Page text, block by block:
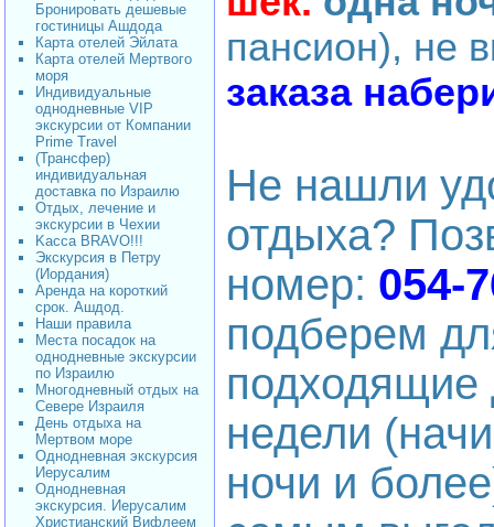
Бронировать дешевые
гостиницы Ашдода
Карта отелей Эйлата
Карта отелей Мертвого
моря
Индивидуальные
однодневные VIP
экскурсии от Компании
Prime Travel
(Трансфер)
индивидуальная
доставка по Израилю
Отдых, лечение и
экскурсии в Чехии
Kacca BRAVO!!!
Экскурсия в Петру
(Иордания)
Аренда на короткий
срок. Ашдод.
Наши правила
Места посадок на
однодневные экскурсии
по Израилю
Многодневный отдых на
Севере Израиля
День отдыха на
Мертвом море
Однодневная экскурсия
Иерусалим
Однодневная
экскурсия. Иерусалим
Христианский Вифлеем
пансион), не
заказа
Не нашли
отдыха?
номер: 054-
подберем
подходящие
недели
ночи и